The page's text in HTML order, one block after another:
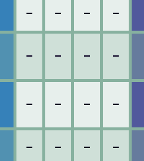
– – – –
– – – –
– – – –
– – – –